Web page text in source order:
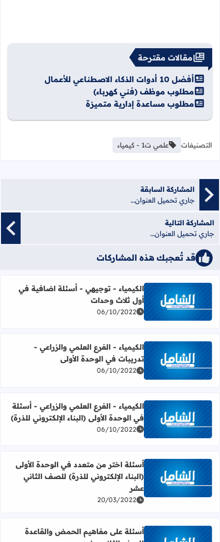
مقالات مقترحة
أفضل 10 أدوات الذكاء الاصطناعي للأعمال
مطلوب موظف (فني كهرباء)
مطلوب مساعدة إدارية متميزة
التصنيفات علمي ت1 - كيمياء
المشاركة السابقة
جاري تحميل العنوان...
المشاركة التالية
جاري تحميل العنوان...
قد تُعجبك هذه المشاركات
اقرأ المزيد عن الكيمياء - توجيهي - أسئلة اضافية في أول
الكيمياء - توجيهي - أسئلة اضافية في
أول ثلاث وحدات
06/10/2022
اقرأ المزيد عن الكيمياء - الفرع العلمي والزراعي - تدريبات في
الكيمياء - الفرع العلمي والزراعي -
تدريبات في الوحدة الأولى
06/10/2022
اقرأ المزيد عن الكيمياء - الفرع العلمي والزراعي - أسئلة في
الكيمياء - الفرع العلمي والزراعي - أسئلة
في الوحدة الأولى (البناء الإلكتروني للذرة)
06/10/2022
اقرأ المزيد عن أسئلة اختر من متعدد في الوحدة الأولى
أسئلة اختر من متعدد في الوحدة الأولى
(البناء الإلكتروني للذرة) للصف الثاني
عشر
20/03/2022
أسئلة على مفاهيم الحمض والقاعدة